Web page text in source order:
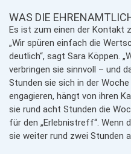
WAS DIE
Es ist zum einen der Kontakt
„Wir spüren einfach die
deutlich“, sagt Sara Köppen.
verbringen sie sinnvoll – und
Stunden sie sich in der
engagieren, hängt von ihren
sie rund acht Stunden die
für den „Erlebnistreff“. Wenn
sie weiter rund zwei Stunden